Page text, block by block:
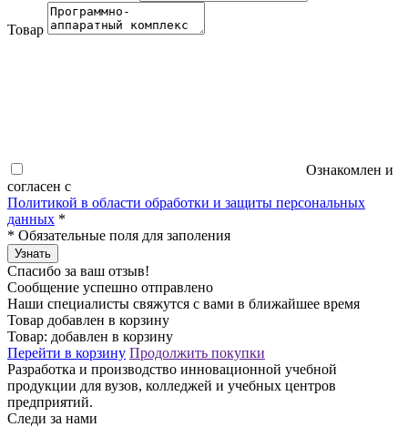
Товар
Ознакомлен и
согласен с
Политикой в области обработки и защиты персональных
данных *
* Обязательные поля для заполения
Узнать
Спасибо за ваш отзыв!
Сообщение успешно отправлено
Наши специалисты свяжутся с вами в ближайшее время
Товар добавлен в корзину
Товар: добавлен в корзину
Перейти в корзину Продолжить покупки
Разработка и производство инновационной учебной
продукции для вузов, колледжей и учебных центров
предприятий.
Следи за нами